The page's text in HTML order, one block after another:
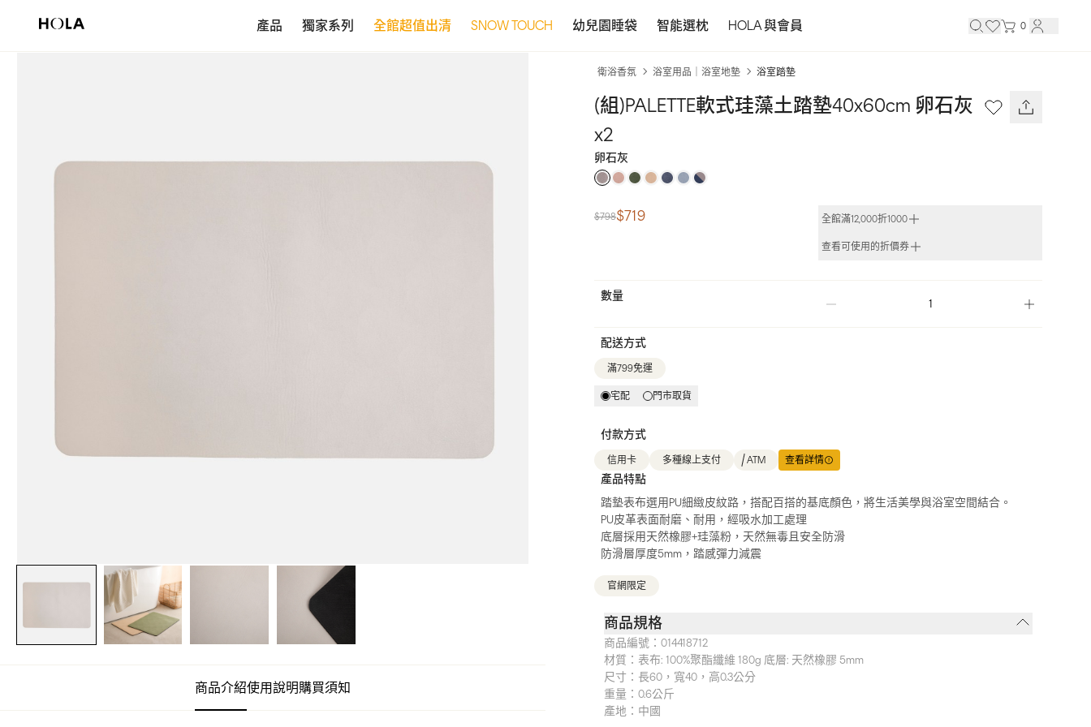
產品 獨家系列 全館超值出清 SNOW TOUCH 幼兒園睡袋 智能選枕 HOLA 與會員 0
商品介紹使用說明購買須知
衛浴香氛 浴室用品｜浴室地墊 浴室踏墊
(組)PALETTE軟式珪藻土踏墊40x60cm 卵石灰
x2
卵石灰
$798$719 全館滿12,000折1000
查看可使用的折價券
數量
配送方式
滿799免運
宅配 門市取貨
付款方式
信用卡 多種線上支付 ATM 查看詳情
產品特點
踏墊表布選用PU細緻皮紋路，搭配百搭的基底顏色，將生活美學與浴室空間結合。
PU皮革表面耐磨、耐用，經吸水加工處理
底層採用天然橡膠+珪藻粉，天然無毒且安全防滑
防滑層厚度5mm，踏感彈力減震
官網限定
商品規格
商品編號： 014418712
材質： 表布: 100%聚酯纖維 180g 底層: 天然橡膠 5mm
尺寸： 長60，寬40，高0.3公分
重量： 0.6公斤
產地： 中國